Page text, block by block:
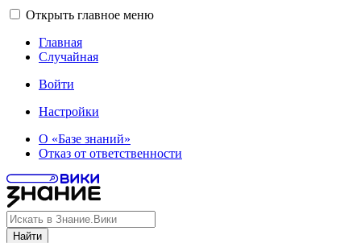
Открыть главное меню
Главная
Случайная
Войти
Настройки
О «Базе знаний»
Отказ от ответственности
Найти